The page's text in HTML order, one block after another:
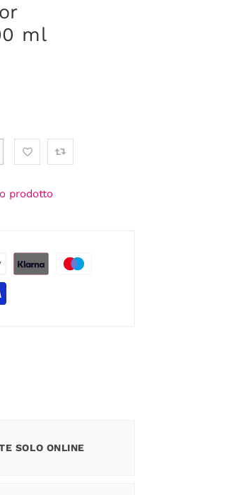
ml
prodotto
SOLO ONLINE